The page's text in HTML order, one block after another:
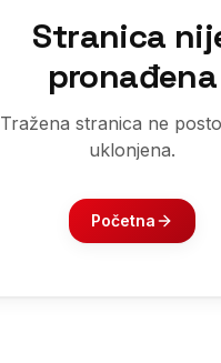
Stranica
pronađena
Tražena stranica ne
uklonjena.
Početna